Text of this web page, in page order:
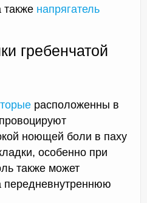
напрягатель
гребенчатой
расположенны в
ноющей боли в паху
особенно при
также может
передневнутреннюю